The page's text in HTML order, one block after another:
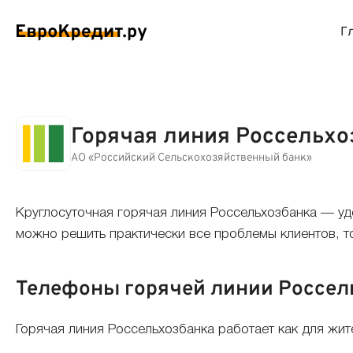
займы
с плохой КИ
займы
до зарплаты
Займы без процентов
Лучшие займы
Долгосрочные займы
Круглосуточные займы
С
Лучшие кредитные
Кредитные карты
Беспроцентные
Кредитные карты с
Горячая линия
АО «Российский Сельскохозяйственный банк»
Круглосуточная горячая линия Россельхозбанка —
можно решить практически все проблемы клиентов,
Телефоны горячей линии
Горячая линия Россельхозбанка работает как для